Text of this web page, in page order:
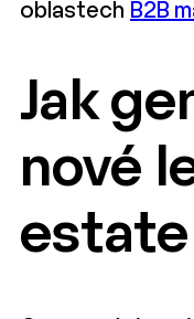
oblastech B2B
Jak
nové
estate